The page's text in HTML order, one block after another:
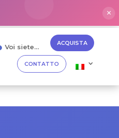
✕
Voi siete… ACQUISTA
CONTATTO